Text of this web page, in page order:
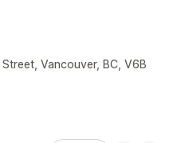
บ
Vancouver, BC, V6B